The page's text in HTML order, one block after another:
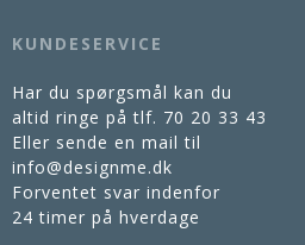
KUNDESERVICE
Har du spørgsmål kan du
altid ringe på tlf. 70 20 33 43
Eller sende en mail til
info@designme.dk
Forventet svar indenfor
24 timer på hverdage